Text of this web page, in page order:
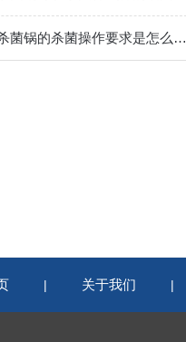
高温杀菌锅的杀菌操作要求是怎么样的？
| 关于我们 |